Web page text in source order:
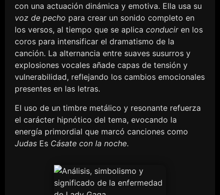
con una actuación dinámica y emotiva. Ella usa su
voz de pecho para crear un sonido completo en
los versos, al tiempo que se aplica conduciren los
coros para intensificar el dramatismo de la
canción. La alternancia entre suaves susurros y
explosiones vocales añade capas de tensión y
vulnerabilidad, reflejando los cambios emocionales
presentes en las letras.
El uso de un timbre metálico y resonante refuerza
el carácter hipnótico del tema, evocando la
energía primordial que marcó canciones como
Judas Es Cásate con la noche.